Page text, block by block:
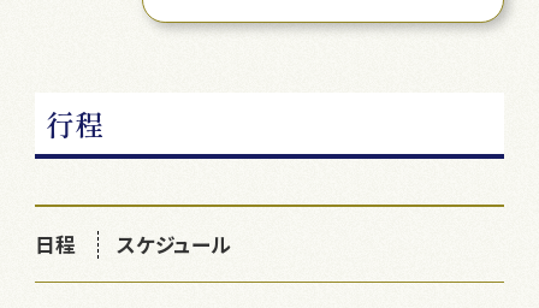
行程
日程 スケジュール